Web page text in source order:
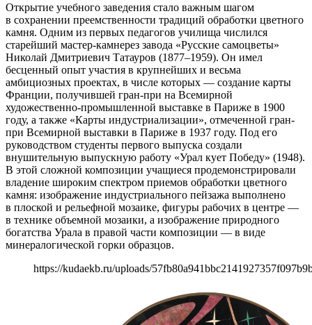
Открытие учебного заведения стало важным шагом
в сохранении преемственности традиций обработки цветного
камня. Одним из первых педагогов училища числился
старейший мастер-камнерез завода «Русские самоцветы»
Николай Дмитриевич Татауров (1877–1959). Он имел
бесценный опыт участия в крупнейших и весьма
амбициозных проектах, в числе которых — создание карты
Франции, получившей гран-при на Всемирной
художественно-промышленной выставке в Париже в 1900
году, а также «Карты индустриализации», отмеченной гран-
при Всемирной выставки в Париже в 1937 году. Под его
руководством студенты первого выпуска создали
внушительную выпускную работу «Урал кует Победу» (1948).
В этой сложной композиции учащиеся продемонстрировали
владение широким спектром приемов обработки цветного
камня: изображение индустриального пейзажа выполнено
в плоской и рельефной мозаике, фигуры рабочих в центре —
в технике объемной мозаики, а изображение природного
богатства Урала в правой части композиции — в виде
минералогической горки образцов.
https://kudaekb.ru/uploads/